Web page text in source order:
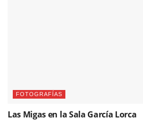
FOTOGRAFÍAS
Las Migas en la Sala García Lorca